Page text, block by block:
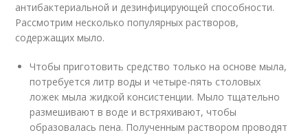
антибактериальной и дезинфицирующей способности.
Рассмотрим несколько популярных растворов,
содержащих мыло.
Чтобы приготовить средство только на основе мыла,
потребуется литр воды и четыре-пять столовых
ложек мыла жидкой консистенции. Мыло тщательно
размешивают в воде и встряхивают, чтобы
образовалась пена. Полученным раствором проводят